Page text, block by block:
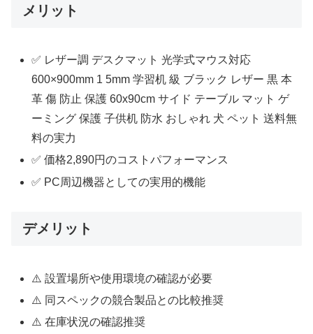
メリット
✅ レザー調 デスクマット 光学式マウス対応
600×900mm 1 5mm 学習机 級 ブラック レザー 黒 本
革 傷 防止 保護 60x90cm サイド テーブル マット ゲ
ーミング 保護 子供机 防水 おしゃれ 犬 ペット 送料無
料の実力
✅ 価格2,890円のコストパフォーマンス
✅ PC周辺機器としての実用的機能
デメリット
⚠️ 設置場所や使用環境の確認が必要
⚠️ 同スペックの競合製品との比較推奨
⚠️ 在庫状況の確認推奨